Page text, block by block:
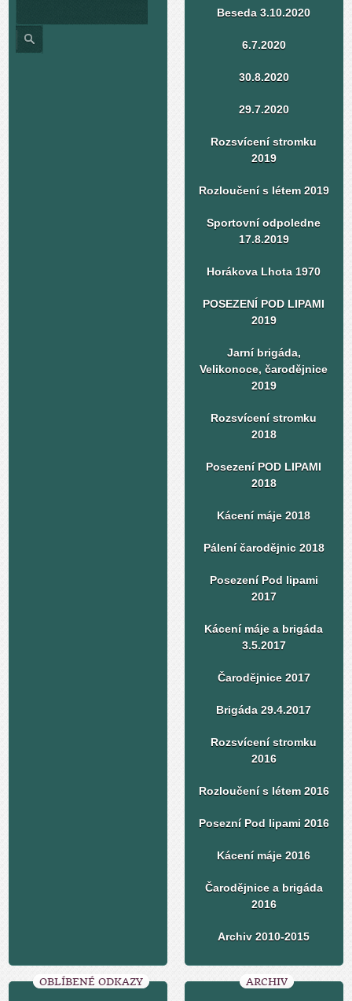
Beseda 3.10.2020
6.7.2020
30.8.2020
29.7.2020
Rozsvícení stromku
2019
Rozloučení s létem 2019
Sportovní odpoledne
17.8.2019
Horákova Lhota 1970
POSEZENÍ POD LIPAMI
2019
Jarní brigáda,
Velikonoce, čarodějnice
2019
Rozsvícení stromku
2018
Posezení POD LIPAMI
2018
Kácení máje 2018
Pálení čarodějnic 2018
Posezení Pod lipami
2017
Kácení máje a brigáda
3.5.2017
Čarodějnice 2017
Brigáda 29.4.2017
Rozsvícení stromku
2016
Rozloučení s létem 2016
Posezní Pod lipami 2016
Kácení máje 2016
Čarodějnice a brigáda
2016
Archiv 2010-2015
OBLÍBENÉ ODKAZY ARCHIV